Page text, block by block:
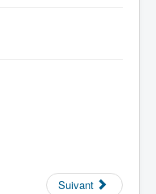
Suivant